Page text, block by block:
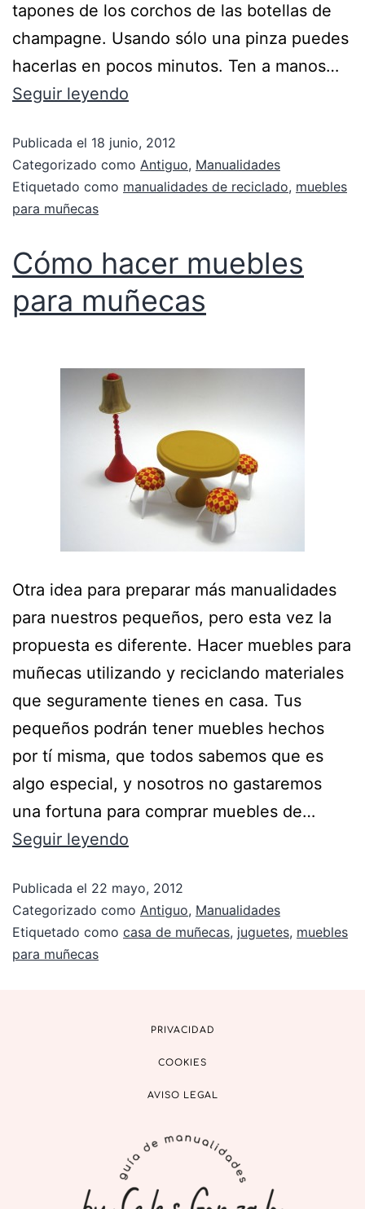
tapones de los corchos de las botellas de
champagne. Usando sólo una pinza puedes
hacerlas en pocos minutos. Ten a manos…
Seguir leyendo
Publicada el 18 junio, 2012
Categorizado como Antiguo, Manualidades
Etiquetado como manualidades de reciclado, muebles
para muñecas
Cómo hacer muebles
para muñecas
Otra idea para preparar más manualidades
para nuestros pequeños, pero esta vez la
propuesta es diferente. Hacer muebles para
muñecas utilizando y reciclando materiales
que seguramente tienes en casa. Tus
pequeños podrán tener muebles hechos
por tí misma, que todos sabemos que es
algo especial, y nosotros no gastaremos
una fortuna para comprar muebles de…
Seguir leyendo
Publicada el 22 mayo, 2012
Categorizado como Antiguo, Manualidades
Etiquetado como casa de muñecas, juguetes, muebles
para muñecas
PRIVACIDAD
COOKIES
AVISO LEGAL